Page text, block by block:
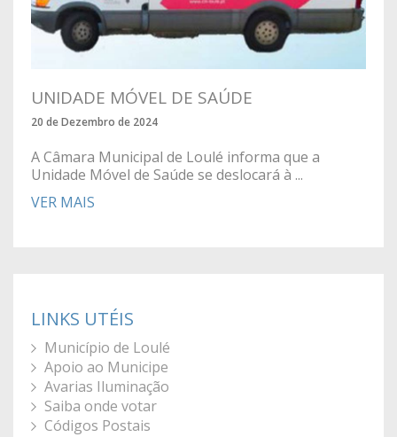
UNIDADE MÓVEL DE SAÚDE
20 de Dezembro de 2024
A Câmara Municipal de Loulé informa que a
Unidade Móvel de Saúde se deslocará à ...
VER MAIS
LINKS UTÉIS
Município de Loulé
Apoio ao Municipe
Avarias Iluminação
Saiba onde votar
Códigos Postais